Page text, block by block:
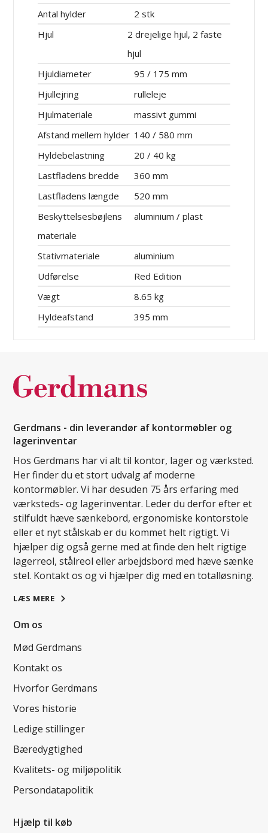
Antal hylder
2 stk
Hjul
2 drejelige hjul, 2 faste
hjul
Hjuldiameter
95 / 175 mm
Hjullejring
rulleleje
Hjulmateriale
massivt gummi
Afstand mellem hylder 140 / 580 mm
Hyldebelastning
20 / 40 kg
Lastfladens bredde
360 mm
Lastfladens længde
520 mm
Beskyttelsesbøjlens
materiale
aluminium / plast
Stativmateriale
aluminium
Udførelse
Red Edition
Vægt
8.65 kg
Hyldeafstand
395 mm
Gerdmans - din leverandør af kontormøbler og
lagerinventar
Hos Gerdmans har vi alt til kontor, lager og værksted.
Her finder du et stort udvalg af moderne
kontormøbler. Vi har desuden 75 års erfaring med
værksteds- og lagerinventar. Leder du derfor efter et
stilfuldt hæve sænkebord, ergonomiske kontorstole
eller et nyt stålskab er du kommet helt rigtigt. Vi
hjælper dig også gerne med at finde den helt rigtige
lagerreol, stålreol eller arbejdsbord med hæve sænke
stel. Kontakt os og vi hjælper dig med en totalløsning.
LÆS MERE
Om os
Mød Gerdmans
Kontakt os
Hvorfor Gerdmans
Vores historie
Ledige stillinger
Bæredygtighed
Kvalitets- og miljøpolitik
Persondatapolitik
Hjælp til køb